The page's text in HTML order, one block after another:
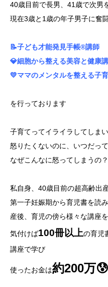
40歳目前で長男、41歳で次男
現在3歳と1歳の年子男子に奮
📝子ども才能発見手帳®️講師
💎細胞から整える美容と健康
💛ママのメンタルを整える子
を行っております
子育てってイライラしてしま
怒りたくないのに、いつだっ
なぜこんなに怒ってしまうの
私自身、40歳目前の超高齢出
第一子妊娠期から育児書を読
産後、育児の傍ら様々な講座
気付けば100冊以上の育児
講座で学び
使ったお金は約200万😰